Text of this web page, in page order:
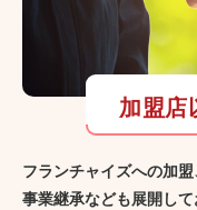
加盟店
フランチャイズへの加
事業継承なども展開して